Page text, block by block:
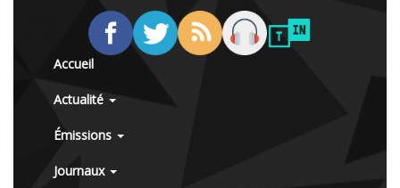
Accueil
Actualité
Émissions
Journaux